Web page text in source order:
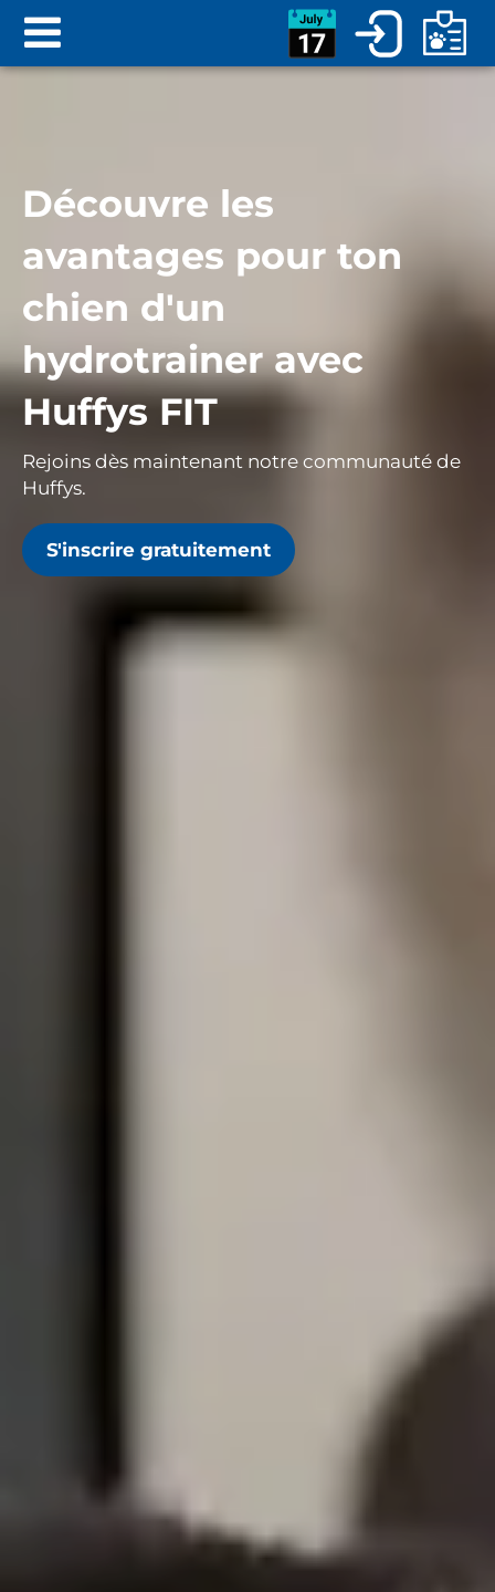
Découvre les
avantages pour ton
chien d'un
hydrotrainer avec
Huffys FIT
Rejoins dès maintenant notre communauté de
Huffys.
S'inscrire gratuitement